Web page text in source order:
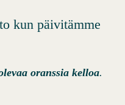
kun päivitämme
oranssia kelloa.